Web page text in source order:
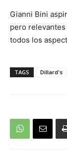
Gianni Bini
pero relevantes
todos los
TAGS Dillard's